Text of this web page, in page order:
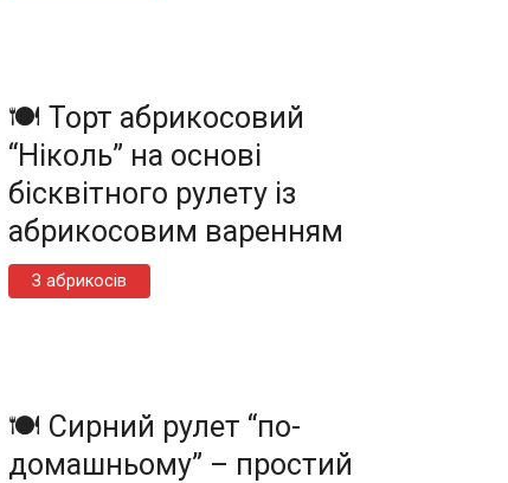
🍽️ Торт абрикосовий
“Ніколь” на основі
бісквітного рулету із
абрикосовим варенням
З абрикосів
🍽️ Сирний рулет “по-
домашньому” – простий